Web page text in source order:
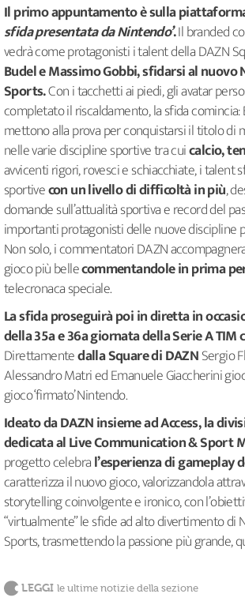
Il primo appuntamento è sulla piattaforma
sfida presentata da Nintendo’.Il branded
vedrà come protagonisti i talent della DAZN
Budel e Massimo Gobbi, sfidarsi al
Sports.Con i tacchetti ai piedi, gli avatar
completato il riscaldamento, la sfida comincia:
mettono alla prova per conquistarsi il titolo di
nelle varie discipline sportive tra cuicalcio,
avvicenti rigori, rovesci e schiacchiate, i talent
sportivecon un livello di difficoltà in più,
domande sull’attualità sportiva e record del
importanti protagonisti delle nuove discipline
Non solo, i commentatori DAZN
gioco più bellecommentandole in prima
telecronaca speciale.
La sfida proseguirà poi in diretta in
della 35a e 36a giornata della Serie A
Direttamentedalla Square di DAZNSergio
Alessandro Matri ed Emanuele Giaccherini
gioco ‘firmato’ Nintendo.
Ideato da DAZN insieme ad Access, la
dedicata al Live Communication & Sport
progetto celebral’esperienza di gameplay
caratterizza il nuovo gioco, valorizzandola
storytelling coinvolgente e ironico, con
“virtualmente” le sfide ad alto divertimento di
Sports, trasmettendo la passione più grande,
LEGGI le ultime notizie della sezione